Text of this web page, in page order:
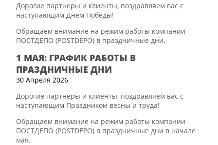
Дорогие партнеры и клиенты, поздравляем вас с
наступающим Днем Победы!
Обращаем внимание на режим работы компании
ПОСТДЕПО (POSTDEPO) в праздничные дни.
1 МАЯ: ГРАФИК РАБОТЫ В
ПРАЗДНИЧНЫЕ ДНИ
30 Апреля 2026
Дорогие партнеры и клиенты, поздравляем вас с
наступающим Праздником весны и труда!
Обращаем внимание на режим работы компании
ПОСТДЕПО (POSTDEPO) в праздничные дни в начале
мая.